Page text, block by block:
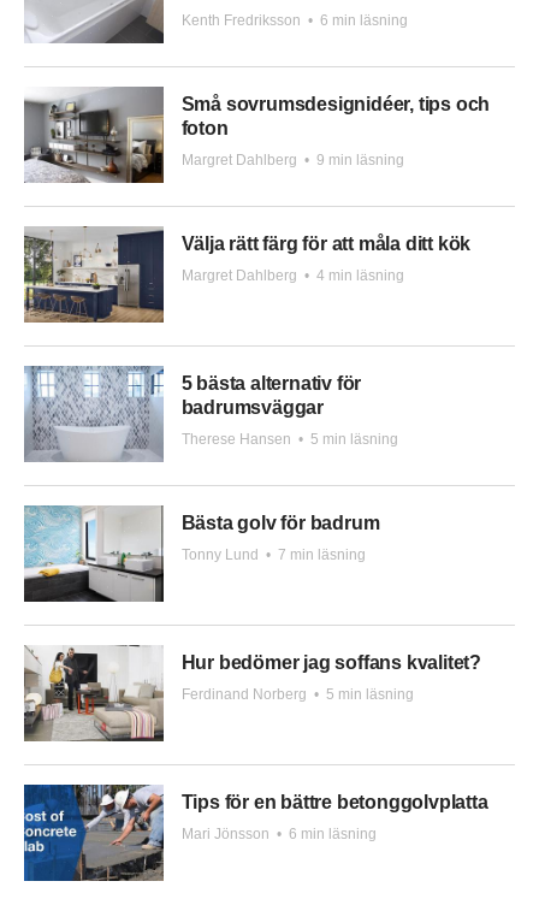
Kenth Fredriksson • 6 min läsning
Små sovrumsdesignidéer, tips och
foton
Margret Dahlberg • 9 min läsning
Välja rätt färg för att måla ditt kök
Margret Dahlberg • 4 min läsning
5 bästa alternativ för
badrumsväggar
Therese Hansen • 5 min läsning
Bästa golv för badrum
Tonny Lund • 7 min läsning
Hur bedömer jag soffans kvalitet?
Ferdinand Norberg • 5 min läsning
Tips för en bättre betonggolvplatta
Mari Jönsson • 6 min läsning